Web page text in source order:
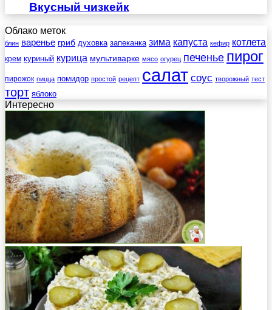
Вкусный чизкейк
Облако меток
блин варенье гриб духовка запеканка зима капуста кефир котлета
крем куриный курица мультиварке мясо огурец печенье пирог
пирожок пицца помидор простой рецепт салат соус творожный тест
торт яблоко
Интересно